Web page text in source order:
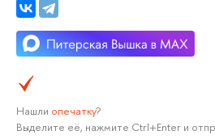
Нашли опечатку?
Выделите её, нажмите Ctrl+Enter и